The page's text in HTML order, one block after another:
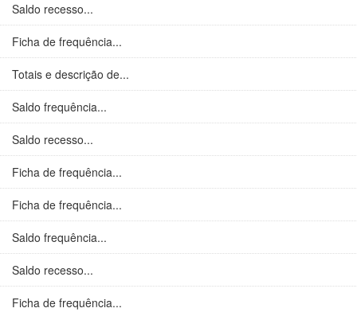
Saldo recesso...
Ficha de frequência...
Totais e descrição de...
Saldo frequência...
Saldo recesso...
Ficha de frequência...
Ficha de frequência...
Saldo frequência...
Saldo recesso...
Ficha de frequência...